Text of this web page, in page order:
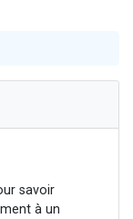
Torah-Box Music
groupe sur Zoom
ans, dans un appartement insalubre
savoir
à un